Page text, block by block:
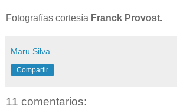
Fotografías cortesía Franck Provost.
Maru Silva
Compartir
11 comentarios: